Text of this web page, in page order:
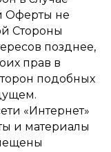
Оферты не
Стороны
позднее,
прав в
подобных
«Интернет»
и материалы